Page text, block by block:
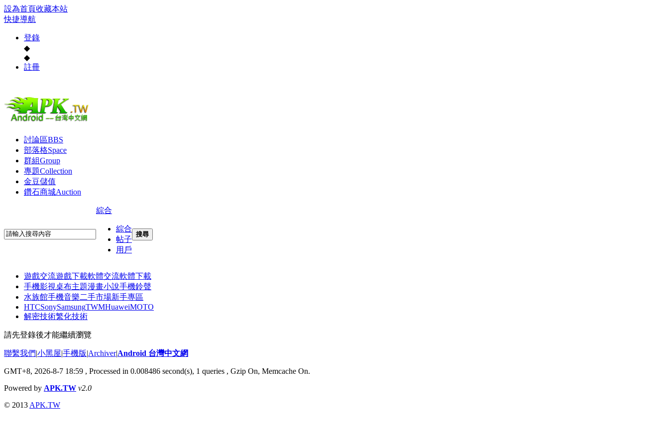
設為首頁收藏本站
快捷導航
登錄
◆
◆
註冊
討論區BBS
部落格Space
群組Group
專題Collection
金豆儲值
鑽石商城Auction
綜合
綜合
帖子
用戶
搜尋
遊戲交流遊戲下載軟體交流軟體下載
手機影視桌布主題漫畫小說手機鈴聲
水族館手機音樂二手市場新手專區
HTCSonySamsungTWMHuaweiMOTO
解密技術繁化技術
請先登錄後才能繼續瀏覽
聯繫我們|小黑屋|手機版|Archiver|Android 台灣中文網
GMT+8, 2026-8-7 18:59 , Processed in 0.008486 second(s), 1 queries , Gzip On, Memcache On.
Powered by APK.TW v2.0
© 2013 APK.TW